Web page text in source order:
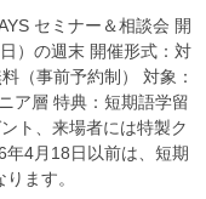
セミナー＆相談会 開
）の週末 開催形式：対
（事前予約制） 対象：
ア層 特典：短期語学留
ト、来場者には特製ク
4月18日以前は、短期
ます。